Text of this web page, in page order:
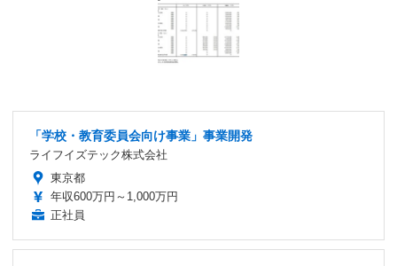
「学校・教育委員会向け事業」事業開発
ライフイズテック株式会社
東京都
年収600万円～1,000万円
正社員